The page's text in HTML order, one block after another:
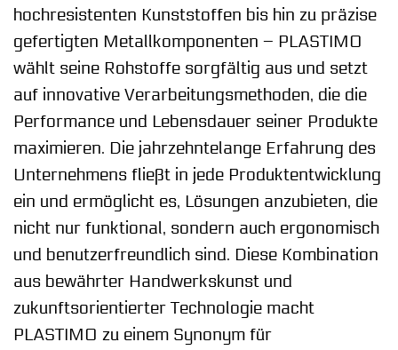
hochresistenten Kunststoffen bis hin zu präzise
gefertigten Metallkomponenten – PLASTIMO
wählt seine Rohstoffe sorgfältig aus und setzt
auf innovative Verarbeitungsmethoden, die die
Performance und Lebensdauer seiner Produkte
maximieren. Die jahrzehntelange Erfahrung des
Unternehmens fließt in jede Produktentwicklung
ein und ermöglicht es, Lösungen anzubieten, die
nicht nur funktional, sondern auch ergonomisch
und benutzerfreundlich sind. Diese Kombination
aus bewährter Handwerkskunst und
zukunftsorientierter Technologie macht
PLASTIMO zu einem Synonym für